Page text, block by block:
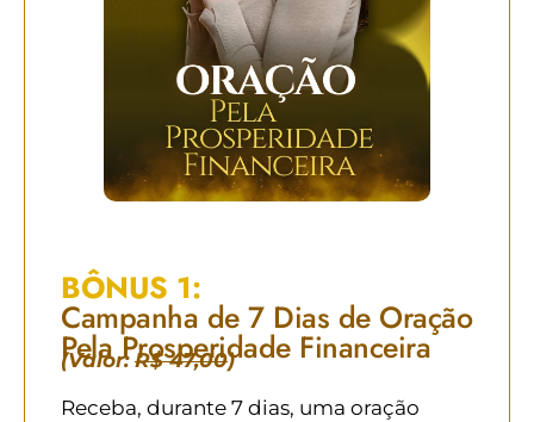
BÔNUS 1:
Campanha de 7 Dias de Oração
Pela Prosperidade Financeira
(Valor: R$ 47,00)
Receba, durante 7 dias, uma oração